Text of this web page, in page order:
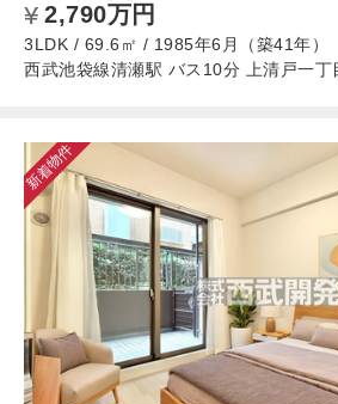
2,790万円
3LDK / 69.6㎡ / 1985年6月（築41年）
西武池袋線清瀬駅 バス10分 上清戸一丁
新着物件